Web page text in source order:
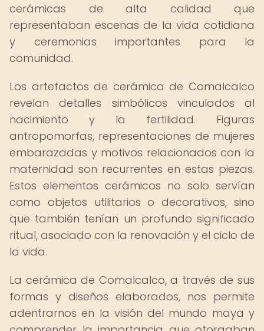
cerámicas de alta calidad que
representaban escenas de la vida cotidiana
y ceremonias importantes para la
comunidad.
Los artefactos de cerámica de Comalcalco
revelan detalles simbólicos vinculados al
nacimiento y la fertilidad. Figuras
antropomorfas, representaciones de mujeres
embarazadas y motivos relacionados con la
maternidad son recurrentes en estas piezas.
Estos elementos cerámicos no solo servían
como objetos utilitarios o decorativos, sino
que también tenían un profundo significado
ritual, asociado con la renovación y el ciclo de
la vida.
La cerámica de Comalcalco, a través de sus
formas y diseños elaborados, nos permite
adentrarnos en la visión del mundo maya y